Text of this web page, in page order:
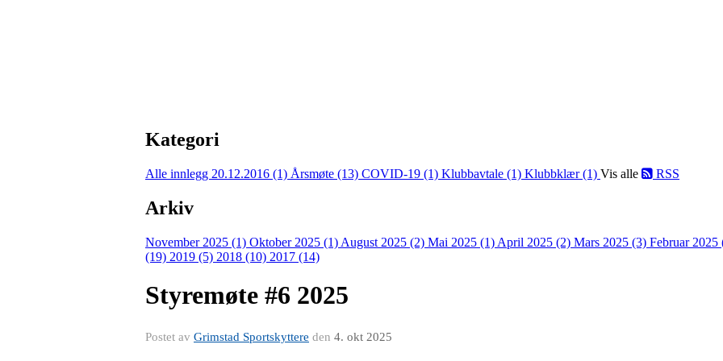
Kategori
Alle innlegg 20.12.2016 (1) Årsmøte (13) COVID-19 (1) Klubbavtale (1) Klubbklær (1) Vis alle RSS
Arkiv
November 2025 (1) Oktober 2025 (1) August 2025 (2) Mai 2025 (1) April 2025 (2) Mars 2025 (3) Februar 2025
(19) 2019 (5) 2018 (10) 2017 (14)
Styremøte #6 2025
Postet av Grimstad Sportskyttere den 4. okt 2025